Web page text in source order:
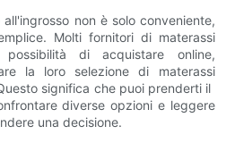
non è solo conveniente,
Molti fornitori di materassi
di acquistare online,
la loro selezione di materassi
significa che puoi prenderti il
diverse opzioni e leggere
una decisione.